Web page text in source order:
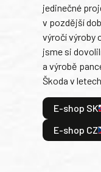
jedinečné
v pozdější
výročí výroby
jsme si
a výrobě
Škoda v letech
E-shop SK
E-shop CZ